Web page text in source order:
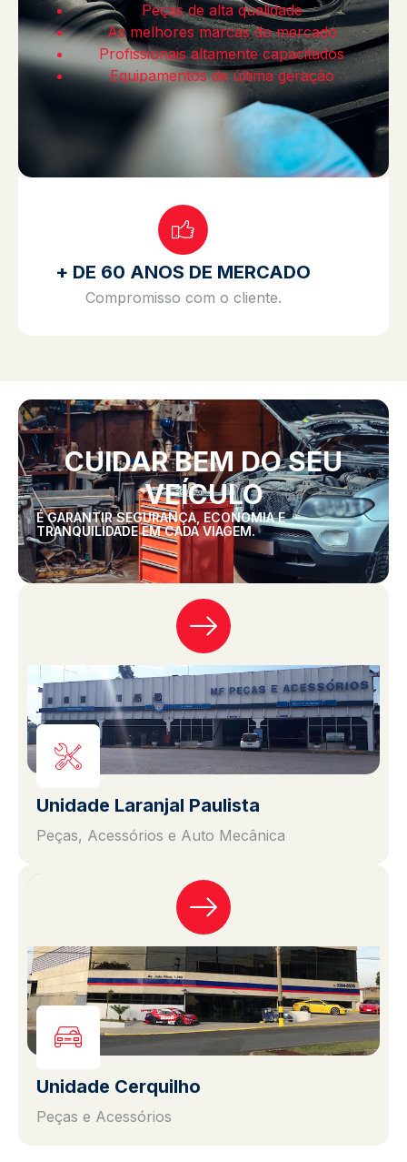
Peças de alta qualidade
As melhores marcas do mercado
Profissionais altamente capacitados
Equipamentos de última geração
+ DE 60 ANOS DE MERCADO
Compromisso com o cliente.
CUIDAR BEM DO SEU
VEÍCULO
É GARANTIR SEGURANÇA, ECONOMIA E
TRANQUILIDADE EM CADA VIAGEM.
Unidade Laranjal Paulista
Peças, Acessórios e Auto Mecânica
Unidade Cerquilho
Peças e Acessórios